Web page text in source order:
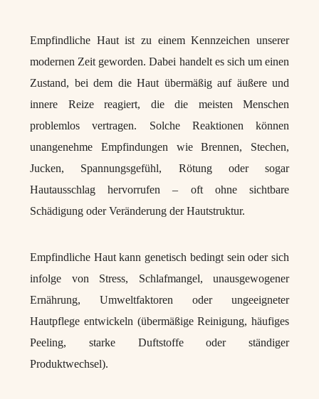
Empfindliche Haut ist zu einem Kennzeichen unserer
modernen Zeit geworden. Dabei handelt es sich um einen
Zustand, bei dem die Haut übermäßig auf äußere und
innere Reize reagiert, die die meisten Menschen
problemlos vertragen. Solche Reaktionen können
unangenehme Empfindungen wie Brennen, Stechen,
Jucken, Spannungsgefühl, Rötung oder sogar
Hautausschlag hervorrufen – oft ohne sichtbare
Schädigung oder Veränderung der Hautstruktur.
Empfindliche Haut kann genetisch bedingt sein oder sich
infolge von Stress, Schlafmangel, unausgewogener
Ernährung, Umweltfaktoren oder ungeeigneter
Hautpflege entwickeln (übermäßige Reinigung, häufiges
Peeling, starke Duftstoffe oder ständiger
Produktwechsel).